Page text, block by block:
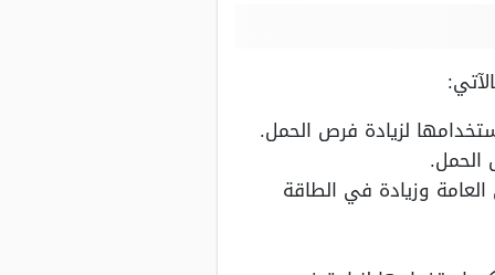
لزيادة فرص الحمل.
الحمل.
وزيادة في الطاقة